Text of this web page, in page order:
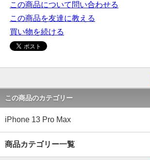
この商品について問い合わせる
この商品を友達に教える
買い物を続ける
この商品のカテゴリー
iPhone 13 Pro Max
商品カテゴリー一覧